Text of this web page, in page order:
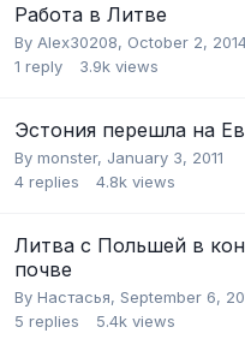
Работа в Литве
By Alex30208, October 2,
1 reply 3.9k views
Эстония перешла на
By monster, January 3, 2011
4 replies 4.8k views
Литва с Польшей в
почве
By Настасья, September 6,
5 replies 5.4k views